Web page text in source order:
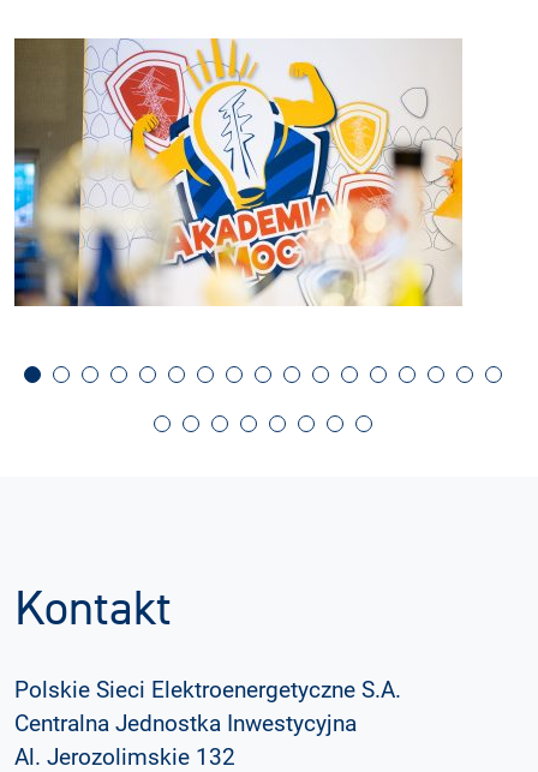
Kontakt
Polskie Sieci Elektroenergetyczne S.A.
Centralna Jednostka Inwestycyjna
Al. Jerozolimskie 132